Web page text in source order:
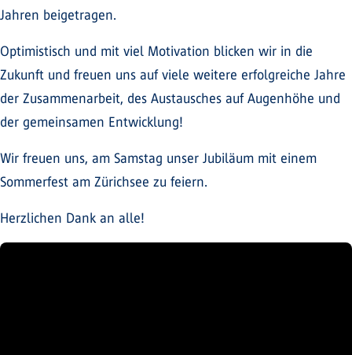
Jahren beigetragen.
Optimistisch und mit viel Motivation blicken wir in die
Zukunft und freuen uns auf viele weitere erfolgreiche Jahre
der Zusammenarbeit, des Austausches auf Augenhöhe und
der gemeinsamen Entwicklung!
Wir freuen uns, am Samstag unser Jubiläum mit einem
Sommerfest am Zürichsee zu feiern.
Herzlichen Dank an alle!